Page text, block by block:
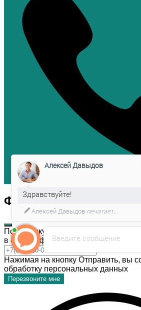
Форма обратной связи
После покупки темы дизайна, Вы
в 80% на форму обратной связи!
Нажимая на кнопку Отправить, вы
обработку персональных данных
Перезвоните мне
Введите сообщение
Алексей Давыдов
Здравствуйте!
Алексей Давыдов печатает...